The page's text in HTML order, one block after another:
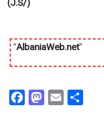
(J.S/)
“AlbaniaWeb.net”
Facebook
Mastodon
Email